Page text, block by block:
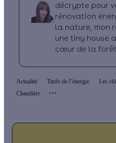
décrypte pour
rénovation
la nature, mon
une tiny house
cœur de la
Actualité Tarifs de l’énergie
Les
Chaudière